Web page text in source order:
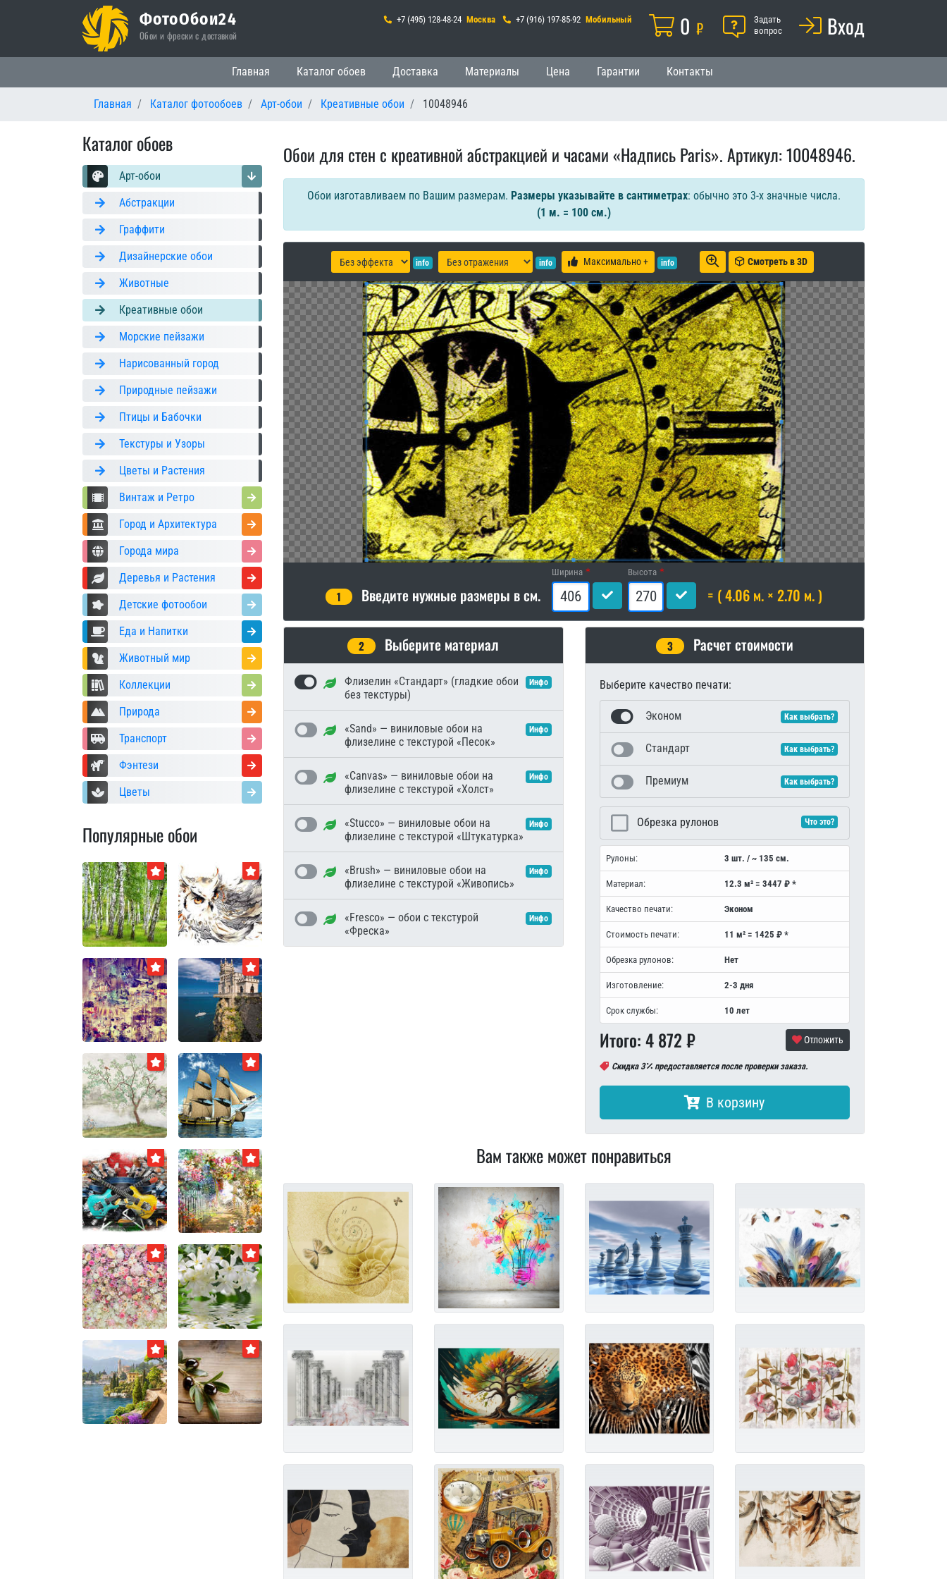
ФотоОбои24
Обои и фрески с доставкой
+7 (495) 128-48-24 Москва +7 (916) 197-85-92 Мобильный Корзина
0 ₽ ПомощьЗадать
вопрос
Вход
Основная навигация
Главная Каталог обоев Доставка Материалы Цена Гарантии Контакты
Главная Каталог фотообоев Арт-обои Креативные обои 10048946
Каталог обоев
Арт-обои
Абстракции
Граффити
Дизайнерские обои
Животные
Креативные обои
Морские пейзажи
Нарисованный город
Природные пейзажи
Птицы и Бабочки
Текстуры и Узоры
Цветы и Растения
Винтаж и Ретро
Город и Архитектура
Города мира
Деревья и Растения
Детские фотообои
Еда и Напитки
Животный мир
Коллекции
Природа
Транспорт
Фэнтези
Цветы
Популярные обои
Обои для стен с креативной абстракцией и часами «Надпись Paris». Артикул: 10048946.
Обои изготавливаем по Вашим размерам. Размеры указывайте в сантиметрах: обычно это 3-х значные числа.
(1 м. = 100 см.)
info info Максимально + info Смотреть в 3D
1 Введите нужные размеры в см.
Ширина Высота
= ( 4.06 м. × 2.70 м. )
2 Выберите материал
Флизелин «Стандарт» (гладкие обои
без текстуры)
Инфо
«Sand» — виниловые обои на
флизелине с текстурой «Песок»
Инфо
«Canvas» — виниловые обои на
флизелине с текстурой «Холст»
Инфо
«Stucco» — виниловые обои на
флизелине с текстурой «Штукатурка»
Инфо
«Brush» — виниловые обои на
флизелине с текстурой «Живопись»
Инфо
«Fresco» — обои с текстурой
«Фреска»
Инфо
3 Расчет стоимости
Выберите качество печати:
Эконом Как выбрать?
Стандарт Как выбрать?
Премиум Как выбрать?
Обрезка рулонов Что это?
Рулоны: 3 шт. / ~ 135 см.
Материал: 12.3 м² = 3447 ₽ *
Качество печати: Эконом
Стоимость печати: 11 м² = 1425 ₽ *
Обрезка рулонов: Нет
Изготовление: 2-3 дня
Срок службы: 10 лет
Итого:4 872₽ Отложить
Скидка 3 предоставляется после проверки заказа.
В корзину
Вам также может понравиться